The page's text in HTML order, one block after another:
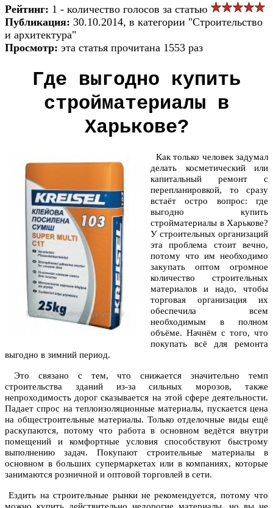
Рейтинг: 1 - количество голосов за статью
Публикация: 30.10.2014, в категории "Строительство
и архитектура"
Просмотр: эта статья прочитана 1553 раз
Где выгодно купить
стройматериалы в
Харькове?
Как только человек задумал
делать косметический или
капитальный ремонт с
перепланировкой, то сразу
встаёт остро вопрос: где
выгодно купить
стройматериалы в Харькове?
У строительных организаций
эта проблема стоит вечно,
потому что им необходимо
закупать оптом огромное
количество строительных
материалов и надо, чтобы
торговая организация их
обеспечила всем
необходимым в полном
объёме. Начнём с того, что
покупать всё для ремонта
выгодно в зимний период.
Это связано с тем, что снижается значительно темп
строительства зданий из-за сильных морозов, также
непроходимость дорог сказывается на этой сфере деятельности.
Падает спрос на теплоизоляционные материалы, пускается цена
на общестроительные материалы. Только отделочные виды ещё
раскупаются, потому что работа в основном ведётся внутри
помещений и комфортные условия способствуют быстрому
выполнению задач. Покупают строительные материалы в
основном в больших супермаркетах или в компаниях, которые
занимаются розничной и оптовой торговлей в сети.
Ездить на строительные рынки не рекомендуется, потому что